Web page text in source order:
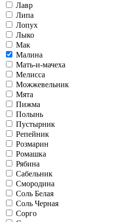
Лавр
Липа
Лопух
Лыко
Мак
Малина
Мать-и-мачеха
Мелисса
Можжевельник
Мята
Пижма
Полынь
Пустырник
Репейник
Розмарин
Ромашка
Рябина
Сабельник
Смородина
Соль Белая
Соль Черная
Сорго